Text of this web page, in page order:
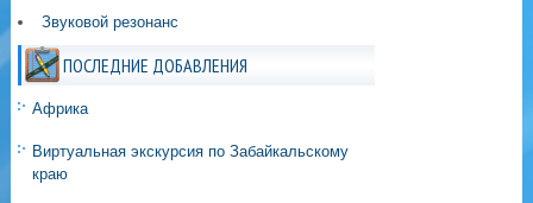
Звуковой резонанс
ПОСЛЕДНИЕ ДОБАВЛЕНИЯ
Африка
Виртуальная экскурсия по Забайкальскому
краю